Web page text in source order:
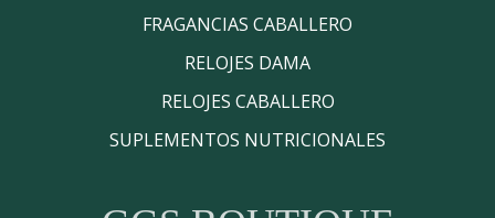
FRAGANCIAS CABALLERO
RELOJES DAMA
RELOJES CABALLERO
SUPLEMENTOS NUTRICIONALES